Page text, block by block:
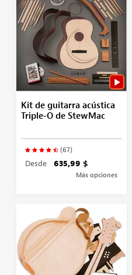
Kit de guitarra acústica
Triple-O de StewMac
(67)
Desde 635,99 $
Más opciones